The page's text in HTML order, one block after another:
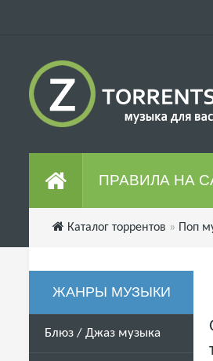
ПРАВИЛА НА
Каталог торрентов » Поп
ЖАНРЫ МУЗЫКИ
Блюз / Джаз музыка